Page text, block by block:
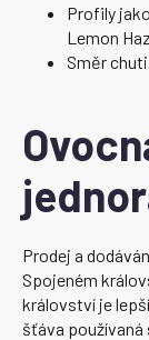
Profily
Lemon
Směr
Prodej a
Spojeném
království je
šťáva používaná